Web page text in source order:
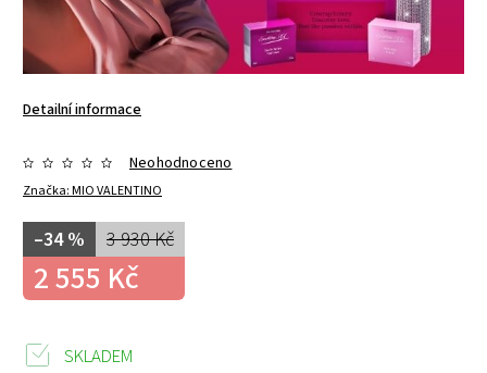
Detailní informace
Značka:MIO VALENTINO
Neohodnoceno
3 930 Kč
–34 %
2 555 Kč
SKLADEM